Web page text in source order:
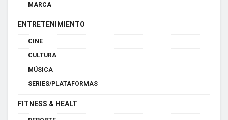
MARCA
ENTRETENIMIENTO
CINE
CULTURA
MÚSICA
SERIES/PLATAFORMAS
FITNESS & HEALT